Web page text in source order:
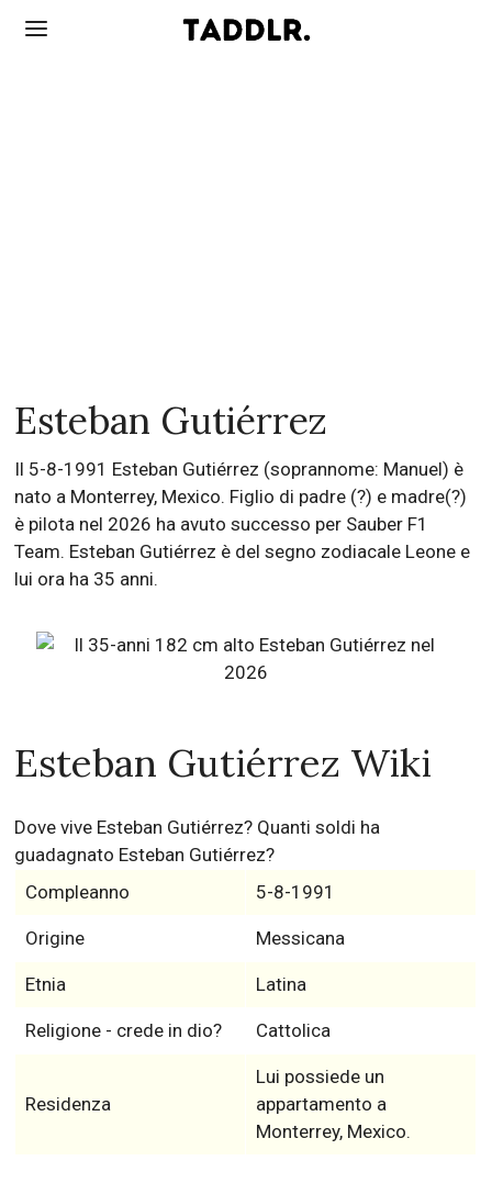
Esteban Gutiérrez
Il 5-8-1991 Esteban Gutiérrez (soprannome: Manuel) è
nato a Monterrey, Mexico. Figlio di padre (?) e madre(?)
è pilota nel 2026 ha avuto successo per Sauber F1
Team. Esteban Gutiérrez è del segno zodiacale Leone e
lui ora ha 35 anni.
Esteban Gutiérrez Wiki
Dove vive Esteban Gutiérrez? Quanti soldi ha
guadagnato Esteban Gutiérrez?
Compleanno
5-8-1991
Origine Messicana
Etnia Latina
Religione - crede in dio? Cattolica
Residenza
Lui possiede un
appartamento a
Monterrey, Mexico.